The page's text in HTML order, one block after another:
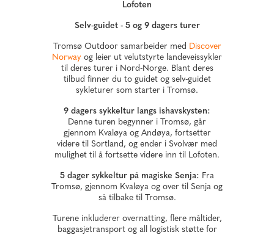
Lofoten
Selv-guidet - 5 og 9 dagers turer
Tromsø Outdoor samarbeider med Discover
Norway og leier ut velutstyrte landeveissykler
til deres turer i Nord-Norge. Blant deres
tilbud finner du to guidet og selv-guidet
sykleturer som starter i Tromsø.
9 dagers sykkeltur langs ishavskysten:
Denne turen begynner i Tromsø, går
gjennom Kvaløya og Andøya, fortsetter
videre til Sortland, og ender i Svolvær med
mulighet til å fortsette videre inn til Lofoten.
5 dager sykkeltur på magiske Senja: Fra
Tromsø, gjennom Kvaløya og over til Senja og
så tilbake til Tromsø.
Turene inkluderer overnatting, flere måltider,
baggasjetransport og all logistisk støtte for